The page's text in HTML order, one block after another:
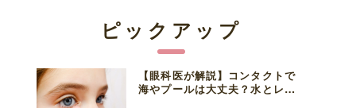
ピックアップ
【眼科医が解説】コンタクトで
海やプールは大丈夫？水とレン